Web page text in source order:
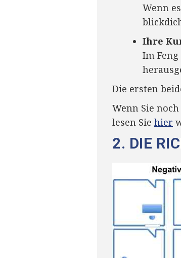
Wenn
Ihre
Im
Die ersten
Wenn Sie
lesen Sie hier
2. DIE